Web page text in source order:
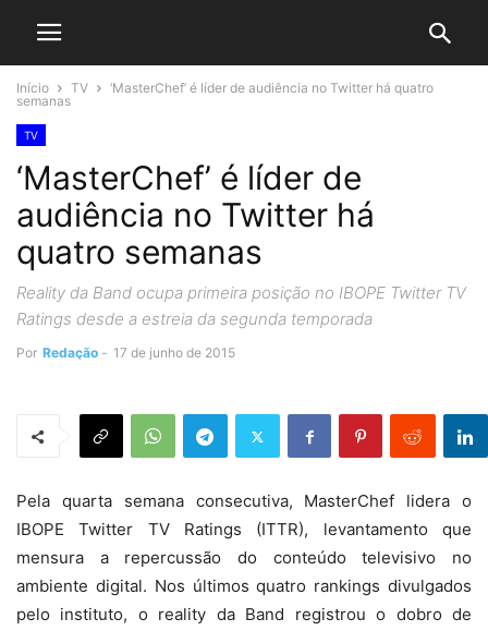
Início TV
‘MasterChef’ é líder de audiência no Twitter há quatro
semanas
TV
‘MasterChef’ é líder de
audiência no Twitter há
quatro semanas
Reality da Band ocupa primeira posição no IBOPE Twitter TV
Ratings desde a estreia da segunda temporada
Por Redação - 17 de junho de 2015
Pela quarta semana consecutiva, MasterChef lidera o
IBOPE Twitter TV Ratings (ITTR), levantamento que
mensura a repercussão do conteúdo televisivo no
ambiente digital. Nos últimos quatro rankings divulgados
pelo instituto, o reality da Band registrou o dobro de